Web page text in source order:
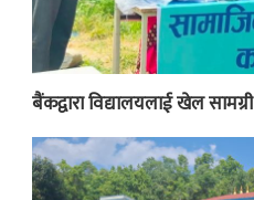
बैंकद्वारा विद्यालयलाई खेल सामग्री